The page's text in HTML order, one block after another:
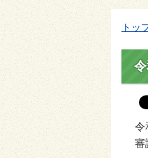
トッ
令
審